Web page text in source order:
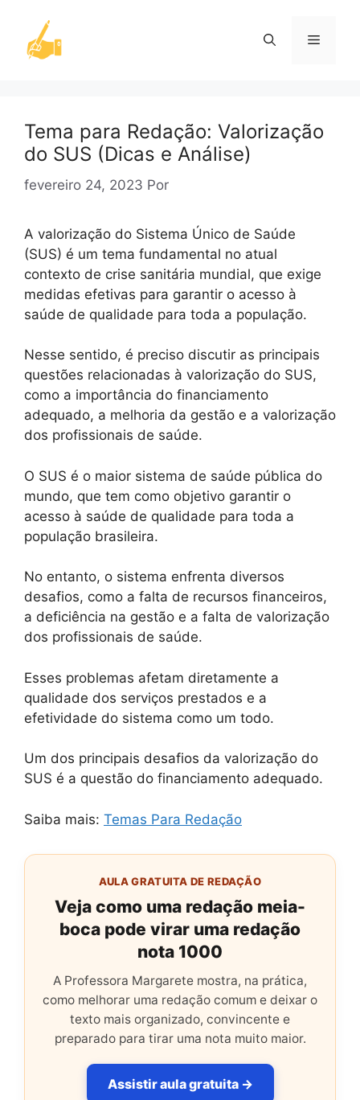
Menu
Tema para Redação: Valorização
do SUS (Dicas e Análise)
fevereiro 24, 2023 Por
A valorização do Sistema Único de Saúde
(SUS) é um tema fundamental no atual
contexto de crise sanitária mundial, que exige
medidas efetivas para garantir o acesso à
saúde de qualidade para toda a população.
Nesse sentido, é preciso discutir as principais
questões relacionadas à valorização do SUS,
como a importância do financiamento
adequado, a melhoria da gestão e a valorização
dos profissionais de saúde.
O SUS é o maior sistema de saúde pública do
mundo, que tem como objetivo garantir o
acesso à saúde de qualidade para toda a
população brasileira.
No entanto, o sistema enfrenta diversos
desafios, como a falta de recursos financeiros,
a deficiência na gestão e a falta de valorização
dos profissionais de saúde.
Esses problemas afetam diretamente a
qualidade dos serviços prestados e a
efetividade do sistema como um todo.
Um dos principais desafios da valorização do
SUS é a questão do financiamento adequado.
Saiba mais: Temas Para Redação
AULA GRATUITA DE REDAÇÃO
Veja como uma redação meia-
boca pode virar uma redação
nota 1000
A Professora Margarete mostra, na prática,
como melhorar uma redação comum e deixar o
texto mais organizado, convincente e
preparado para tirar uma nota muito maior.
Assistir aula gratuita →